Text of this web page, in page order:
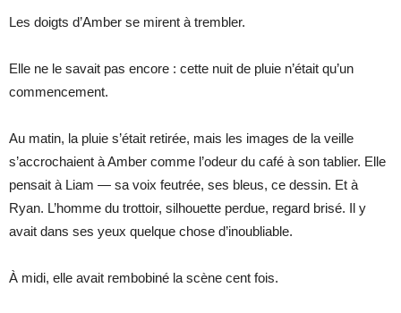
Les doigts d’Amber se mirent à trembler.
Elle ne le savait pas encore : cette nuit de pluie n’était qu’un
commencement.
Au matin, la pluie s’était retirée, mais les images de la veille
s’accrochaient à Amber comme l’odeur du café à son tablier. Elle
pensait à Liam — sa voix feutrée, ses bleus, ce dessin. Et à
Ryan. L’homme du trottoir, silhouette perdue, regard brisé. Il y
avait dans ses yeux quelque chose d’inoubliable.
À midi, elle avait rembobiné la scène cent fois.